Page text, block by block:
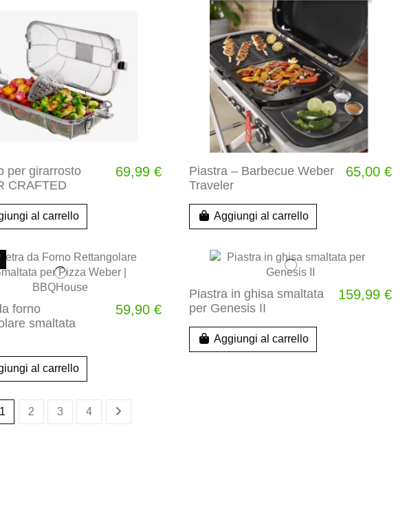
per girarrosto
CRAFTED
69,99 €
al carrello
Piastra – Barbecue Weber
Traveler
65,00 €
Aggiungi al carrello
forno
smaltata
59,90 €
al carrello
Piastra in ghisa smaltata
per Genesis II
159,99 €
Aggiungi al carrello
1 2 3 4